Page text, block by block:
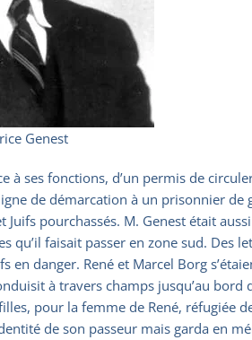
Genest
à ses fonctions, d’un permis de
de démarcation à un prisonnier
pourchassés. M. Genest était
faisait passer en zone sud. Des
danger. René et Marcel Borg
à travers champs jusqu’au bord
pour la femme de René, réfugiée
de son passeur mais garda en